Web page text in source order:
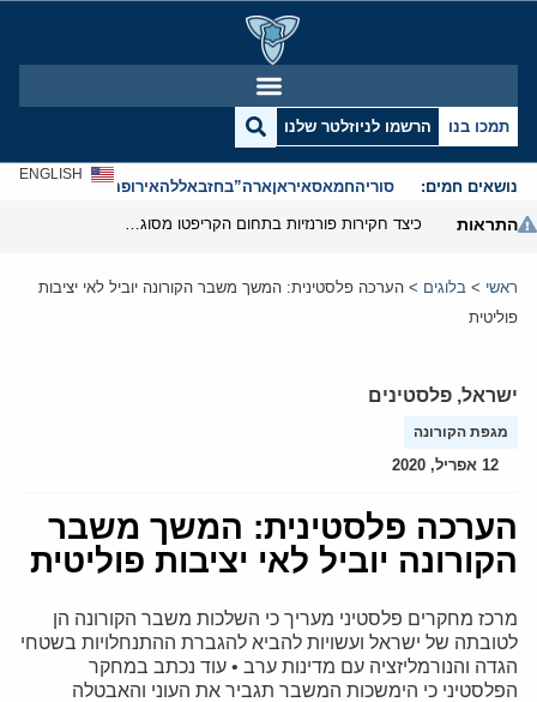
תמכו בנו הרשמו לניוזלטר שלנו
נושאים חמים: סוריהחמאסאיראןארה”בחזבאללהאירופהאנטישמיות
ENGLISH
התראות
ראשי > בלוגים > הערכה פלסטינית: המשך משבר הקורונה יוביל לאי יציבות
פוליטית
ישראל, פלסטינים
מגפת הקורונה
12 אפריל, 2020
הערכה פלסטינית: המשך משבר
הקורונה יוביל לאי יציבות פוליטית
מרכז מחקרים פלסטיני מעריך כי השלכות משבר הקורונה הן
לטובתה של ישראל ועשויות להביא להגברת ההתנחלויות בשטחי
הגדה והנורמליזציה עם מדינות ערב • עוד נכתב במחקר
הפלסטיני כי הימשכות המשבר תגביר את העוני והאבטלה